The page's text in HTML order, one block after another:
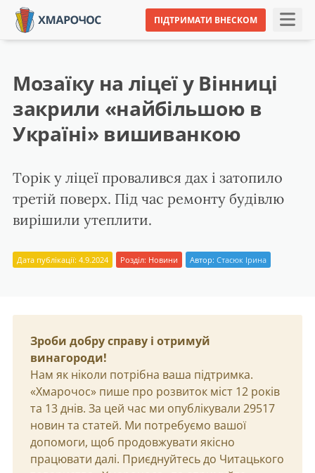
ПІДТРИМАТИ ВНЕСКОМ
Мозаїку на ліцеї у Вінниці
закрили «найбільшою в
Україні» вишиванкою
Торік у ліцеї провалився дах і затопило
третій поверх. Під час ремонту будівлю
вирішили утеплити.
Дата публікації: 4.9.2024 Розділ: Новини Автор: Стасюк Ірина
Зроби добру справу і отримуй
винагороди!
Нам як ніколи потрібна ваша підтримка.
«Хмарочос» пише про розвиток міст 12 років
та 13 днів. За цей час ми опублікували 29517
новин та статей. Ми потребуємо вашої
допомоги, щоб продовжувати якісно
працювати далі. Приєднуйтесь до Читацького